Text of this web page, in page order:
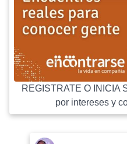
REGISTRATE O INICIA
por intereses y